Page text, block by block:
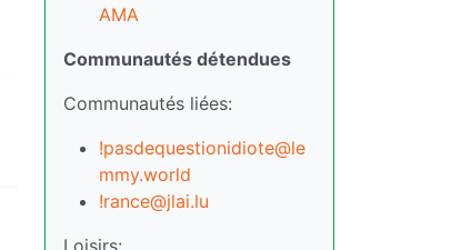
AMA
Communautés détendues
Communautés liées:
!pasdequestionidiote@le
mmy.world
!rance@jlai.lu
Loisirs: